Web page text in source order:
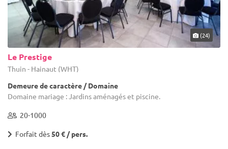
(24)
Le Prestige
Thuin - Hainaut (WHT)
Demeure de caractère / Domaine
Domaine mariage : Jardins aménagés et piscine.
20-1000
Forfait dès50 € / pers.